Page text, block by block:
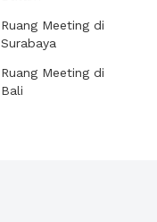
Ruang Meeting di
Surabaya
Ruang Meeting di
Bali